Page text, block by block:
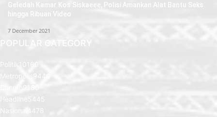
Geledah Kamar Kos Siskaeee, Polisi Amankan Alat Bantu Seks
hingga Ribuan Video
7 December 2021
POPULAR CATEGORY
Politik
10160
Metropolis
9446
Daerah
Headline
5445
Nasional
4478